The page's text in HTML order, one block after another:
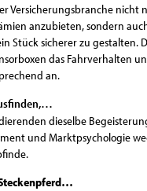
Versicherungsbranche nicht
anzubieten, sondern
Stück sicherer zu gestalten.
das Fahrverhalten
an.
dieselbe
und Marktpsychologie